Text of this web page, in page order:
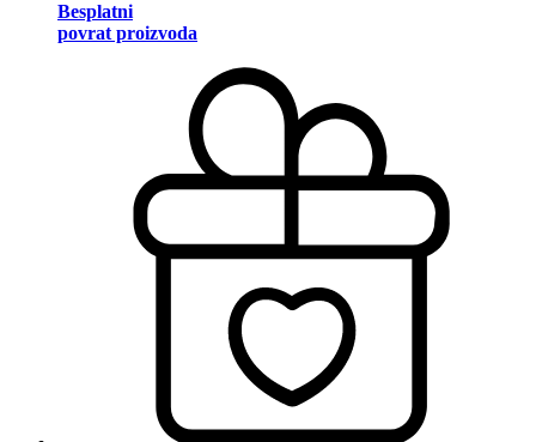
Besplatni
povrat proizvoda